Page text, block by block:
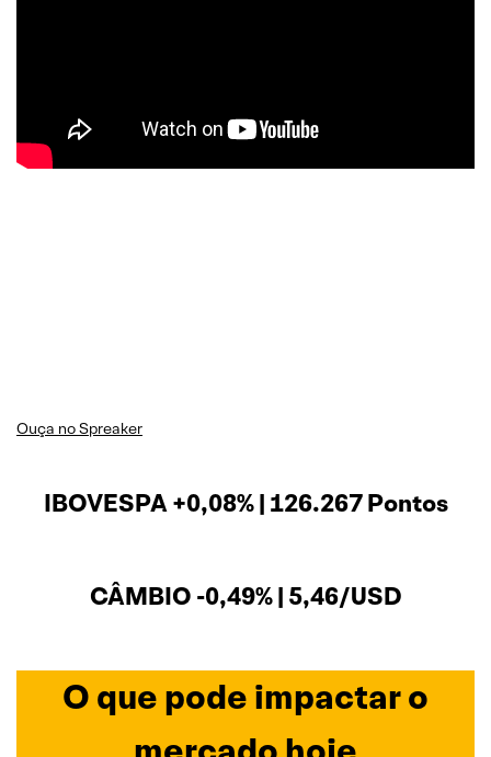
Ouça no Spreaker
IBOVESPA +0,08% | 126.267 Pontos
CÂMBIO -0,49% | 5,46/USD
O que pode impactar o